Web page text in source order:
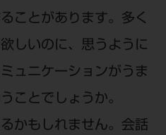
ことがあります。多く
しいのに、思うように
ュニケーションがうま
ことでしょうか。
かもしれません。会話